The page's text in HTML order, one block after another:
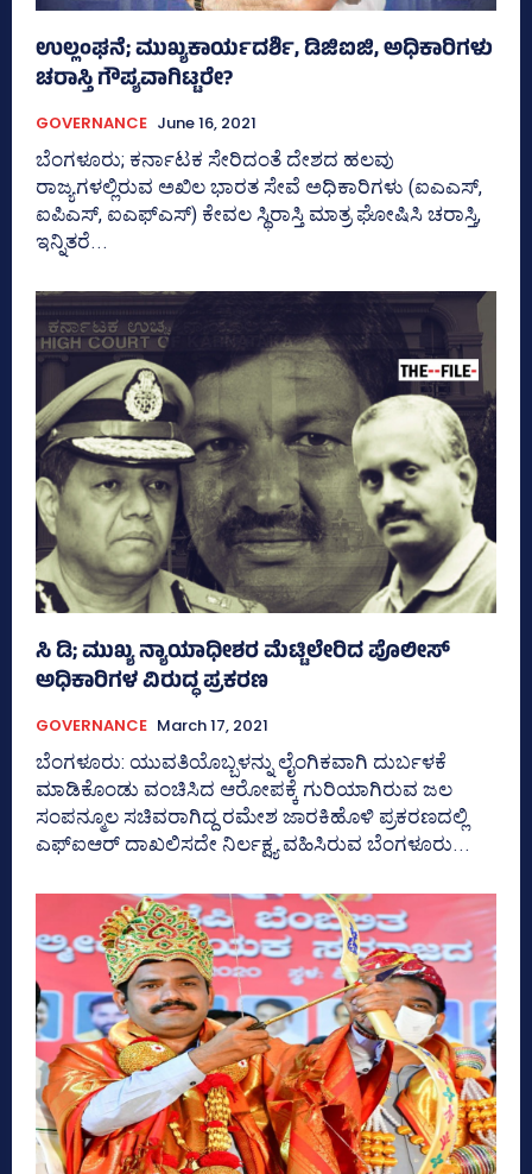
ಉಲ್ಲಂಘನೆ; ಮುಖ್ಯಕಾರ್ಯದರ್ಶಿ, ಡಿಜಿಐಜಿ, ಅಧಿಕಾರಿಗಳು
ಚರಾಸ್ತಿ ಗೌಪ್ಯವಾಗಿಟ್ಟರೇ?
GOVERNANCE June 16, 2021
ಬೆಂಗಳೂರು; ಕರ್ನಾಟಕ ಸೇರಿದಂತೆ ದೇಶದ ಹಲವು
ರಾಜ್ಯಗಳಲ್ಲಿರುವ ಅಖಿಲ ಭಾರತ ಸೇವೆ ಅಧಿಕಾರಿಗಳು (ಐಎಎಸ್‌,
ಐಪಿಎಸ್‌, ಐಎಫ್‌ಎಸ್‌) ಕೇವಲ ಸ್ಥಿರಾಸ್ತಿ ಮಾತ್ರ ಘೋಷಿಸಿ ಚರಾಸ್ತಿ,
ಇನ್ನಿತರೆ...
ಸಿ ಡಿ; ಮುಖ್ಯ ನ್ಯಾಯಾಧೀಶರ ಮೆಟ್ಟಿಲೇರಿದ ಪೊಲೀಸ್‌
ಅಧಿಕಾರಿಗಳ ವಿರುದ್ಧ ಪ್ರಕರಣ
GOVERNANCE March 17, 2021
ಬೆಂಗಳೂರು: ಯುವತಿಯೊಬ್ಬಳನ್ನು ಲೈಂಗಿಕವಾಗಿ ದುರ್ಬಳಕೆ
ಮಾಡಿಕೊಂಡು ವಂಚಿಸಿದ ಆರೋಪಕ್ಕೆ ಗುರಿಯಾಗಿರುವ ಜಲ
ಸಂಪನ್ಮೂಲ ಸಚಿವರಾಗಿದ್ದ ರಮೇಶ ಜಾರಕಿಹೊಳಿ ಪ್ರಕರಣದಲ್ಲಿ
ಎಫ್‌ಐಆರ್‌ ದಾಖಲಿಸದೇ ನಿರ್ಲಕ್ಷ್ಯ ವಹಿಸಿರುವ ಬೆಂಗಳೂರು...